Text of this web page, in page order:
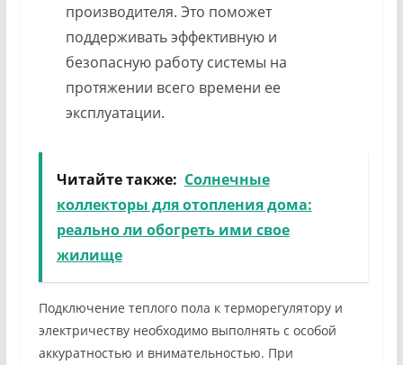
производителя. Это поможет
поддерживать эффективную и
безопасную работу системы на
протяжении всего времени ее
эксплуатации.
Читайте также: Солнечные
коллекторы для отопления дома:
реально ли обогреть ими свое
жилище
Подключение теплого пола к терморегулятору и
электричеству необходимо выполнять с особой
аккуратностью и внимательностью. При